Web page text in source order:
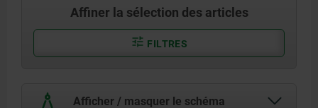
Affiner la sélection des articles
FILTRES
Afficher / masquer le schéma